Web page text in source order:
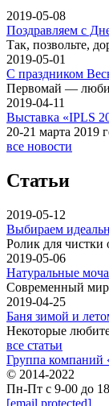
2019-05-08
Поздравляем с
Так, позвольте,
2019-05-01
С праздником
Первомай —
2019-04-11
Выставка «IPLS
20-21 марта 2019
все новости
Статьи
2019-05-12
Выбираем
Ролик для чистки
2019-05-06
Натуральные
Современный мир
2019-04-25
Баня зимой и
Некоторые
все статьи
Группа
© 2014-2022
Пн-Пт с 9-00 до
[email protected]